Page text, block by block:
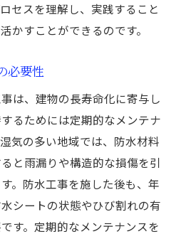
したリフォーム計画
大田区の防水工事成功の秘
できる防水材料
際のプロセス
ぶ防水工事の秘訣
専門家の意見
アフターケアの重要性
セスを理解し、実践すること
かすことができるのです。
必要性
は、建物の長寿命化に寄与し
るためには定期的なメンテナ
気の多い地域では、防水材料
と雨漏りや構造的な損傷を引
。防水工事を施した後も、年
シートの状態やひび割れの有
す。定期的なメンテナンスを